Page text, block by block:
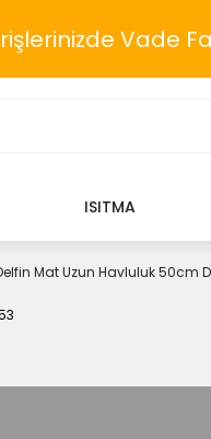
Vade
ISITMA
Mat Uzun Havluluk 50cm